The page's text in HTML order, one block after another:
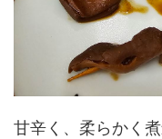
甘辛く、柔らかく